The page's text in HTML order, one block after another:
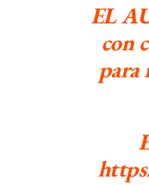
EL
con
para